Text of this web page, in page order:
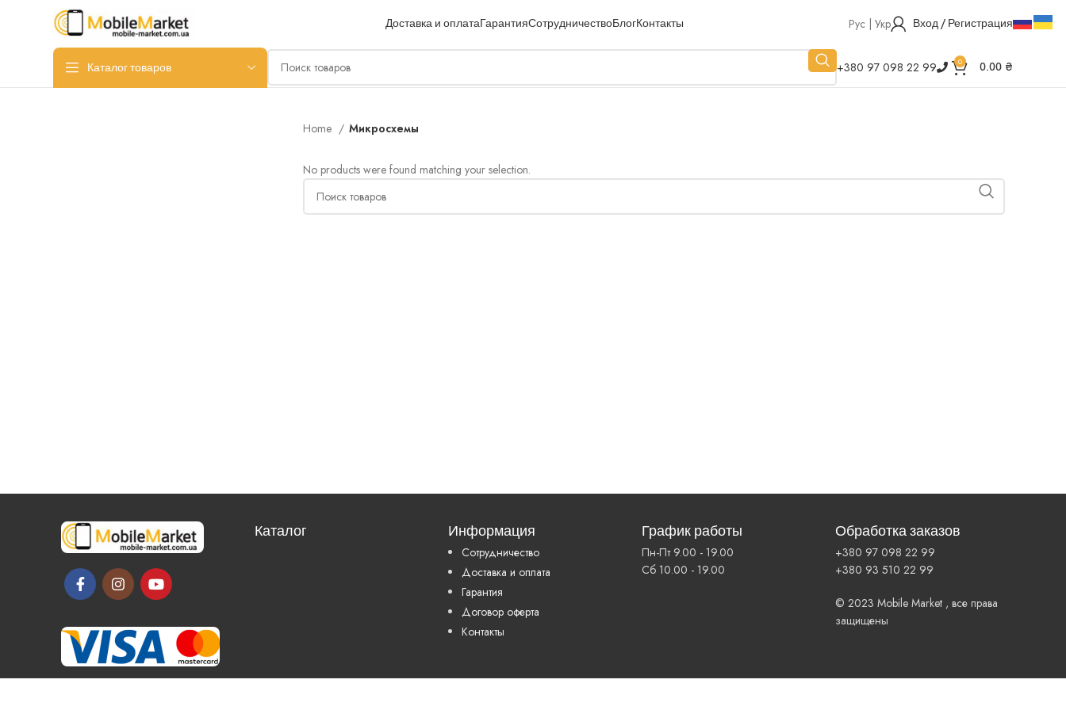
Доставка и оплатаГарантияСотрудничествоБлогКонтакты Рус | Укр Вход / Регистрация
Каталог товаров +380 97 098 22 99 0 0.00 ₴
Home Микросхемы
No products were found matching your selection.
Каталог Информация
Сотрудничество
Доставка и оплата
Гарантия
Договор оферта
Контакты
График работы
Пн-Пт 9.00 - 19.00
Сб 10.00 - 19.00
Обработка заказов
+380 97 098 22 99
+380 93 510 22 99
© 2023 Mobile Market , все права
защищены